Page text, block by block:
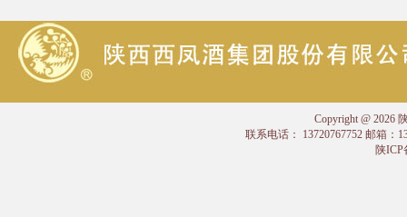
Copyright @ 2026
联系电话： 13720767752 邮箱：
陕ICP